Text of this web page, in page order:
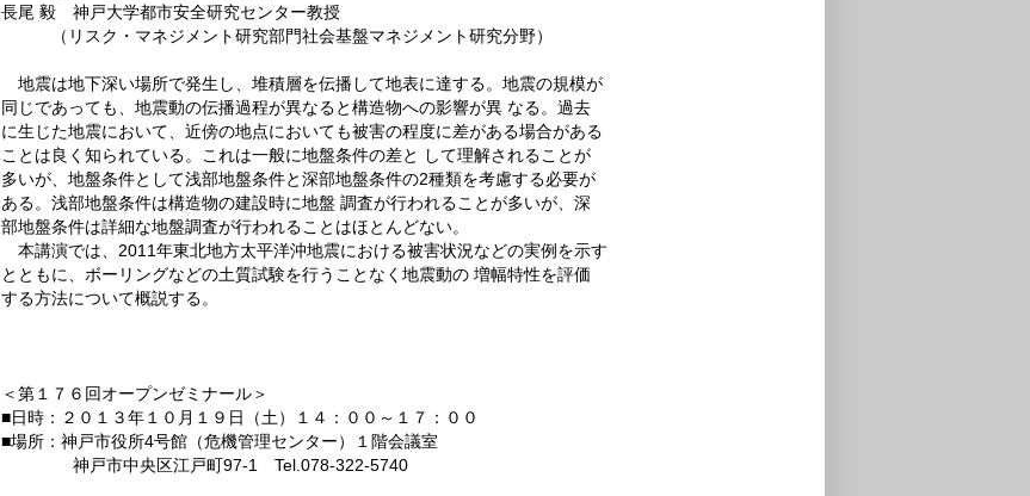
長尾 毅 神戸大学都市安全研究センター教授
（リスク・マネジメント研究部門社会基盤マネジメント研究分野）
地震は地下深い場所で発生し、堆積層を伝播して地表に達する。地震の規模が
同じであっても、地震動の伝播過程が異なると構造物への影響が異 なる。過去
に生じた地震において、近傍の地点においても被害の程度に差がある場合がある
ことは良く知られている。これは一般に地盤条件の差と して理解されることが
多いが、地盤条件として浅部地盤条件と深部地盤条件の2種類を考慮する必要が
ある。浅部地盤条件は構造物の建設時に地盤 調査が行われることが多いが、深
部地盤条件は詳細な地盤調査が行われることはほとんどない。
本講演では、2011年東北地方太平洋沖地震における被害状況などの実例を示す
とともに、ボーリングなどの土質試験を行うことなく地震動の 増幅特性を評価
する方法について概説する。
＜第１７６回オープンゼミナール＞
■日時：２０１３年１０月１９日（土）１４：００～１７：００
■場所：神戸市役所4号館（危機管理センター）１階会議室
神戸市中央区江戸町97-1 Tel.078-322-5740